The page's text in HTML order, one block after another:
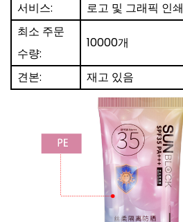
서비스:
로고 및 그래픽 인쇄
최소 주문
수량:
10000개
견본: 재고 있음